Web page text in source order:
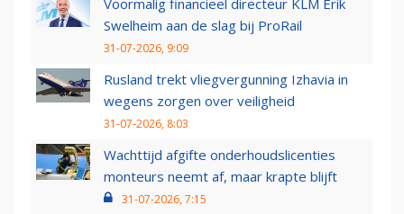
Voormalig financieel directeur KLM Erik
Swelheim aan de slag bij ProRail
31-07-2026, 9:09
Rusland trekt vliegvergunning Izhavia in
wegens zorgen over veiligheid
31-07-2026, 8:03
Wachttijd afgifte onderhoudslicenties
monteurs neemt af, maar krapte blijft
31-07-2026, 7:15